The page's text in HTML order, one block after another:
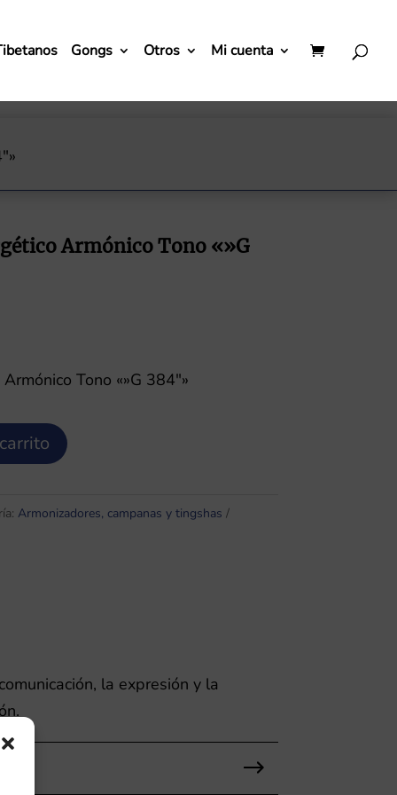
Gongs Otros Mi cuenta
Armónico Tono «»G
Tono «»G 384″»
Armonizadores, campanas y tingshas
la expresión y la